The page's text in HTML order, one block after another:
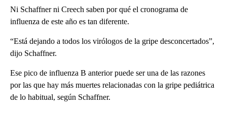
Ni Schaffner ni Creech saben por qué el cronograma de
influenza de este año es tan diferente.
“Está dejando a todos los virólogos de la gripe desconcertados”,
dijo Schaffner.
Ese pico de influenza B anterior puede ser una de las razones
por las que hay más muertes relacionadas con la gripe pediátrica
de lo habitual, según Schaffner.